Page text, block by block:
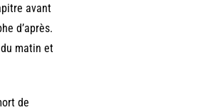
avant
d’après.
du matin et
de